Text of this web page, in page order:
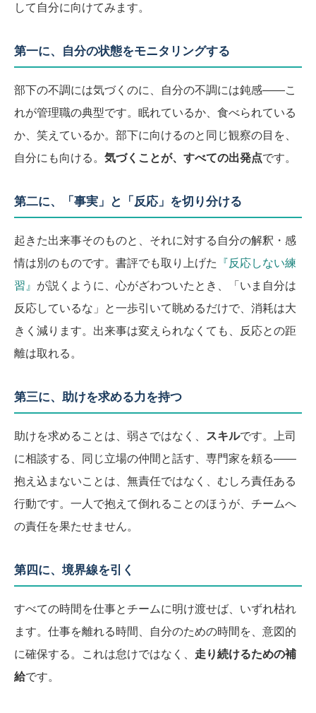
して自分に向けてみます。
第一に、自分の状態をモニタリングする
部下の不調には気づくのに、自分の不調には鈍感――こ
れが管理職の典型です。眠れているか、食べられている
か、笑えているか。部下に向けるのと同じ観察の目を、
自分にも向ける。 気づくことが、すべての出発点です。
第二に、「事実」と「反応」を切り分ける
起きた出来事そのものと、それに対する自分の解釈・感
情は別のものです。書評でも取り上げた
『反応しない練
習』 が説くように、心がざわついたとき、「いま自分は
反応しているな」と一歩引いて眺めるだけで、消耗は大
きく減ります。出来事は変えられなくても、反応との距
離は取れる。
第三に、助けを求める力を持つ
助けを求めることは、弱さではなく、 スキルです。上司
に相談する、同じ立場の仲間と話す、専門家を頼る――
抱え込まないことは、無責任ではなく、むしろ責任ある
行動です。一人で抱えて倒れることのほうが、チームへ
の責任を果たせません。
第四に、境界線を引く
すべての時間を仕事とチームに明け渡せば、いずれ枯れ
ます。仕事を離れる時間、自分のための時間を、意図的
に確保する。これは怠けではなく、 走り続けるための補
給です。